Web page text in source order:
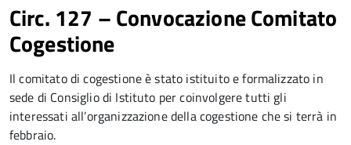
Circ. 127 – Convocazione Comitato
Cogestione
Il comitato di cogestione è stato istituito e formalizzato in
sede di Consiglio di Istituto per coinvolgere tutti gli
interessati all’organizzazione della cogestione che si terrà in
febbraio.